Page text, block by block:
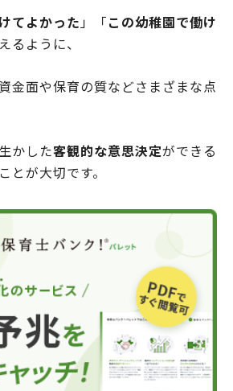
てよかった」「この幼稚園で働け
るように、
金面や保育の質などさまざまな点
かした客観的な意思決定ができる
とが大切です。